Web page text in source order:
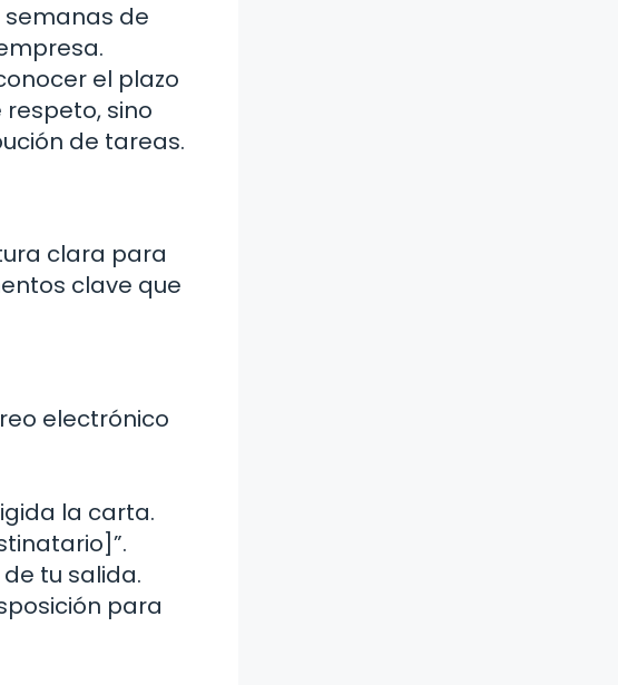
de
el plazo
sino
de tareas.
clara para
clave que
electrónico
la carta.
tu salida.
para